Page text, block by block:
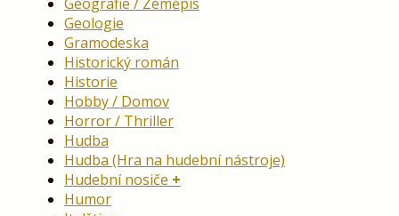
Geografie / Zeměpis
Geologie
Gramodeska
Historický román
Historie
Hobby / Domov
Horror / Thriller
Hudba
Hudba (Hra na hudební nástroje)
Hudební nosiče
Humor